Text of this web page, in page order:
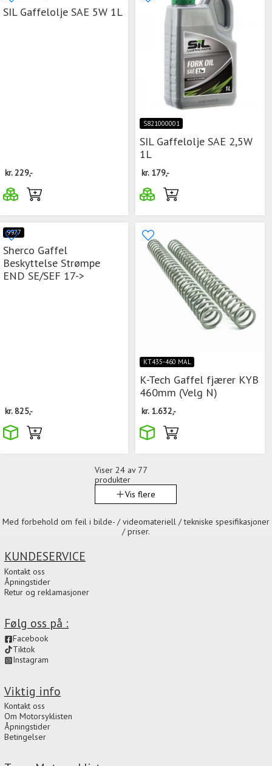
SIL Gaffelolje SAE 5W 1L
kr.229,-
S821000001
SIL Gaffelolje SAE 2,5W
1L
kr. 179,-
9977
Sherco Gaffel
Beskyttelse Strømpe
END SE/SEF 17->
kr.825,-
KT435-460 MAL
K-Tech Gaffel fjærer KYB
460mm (Velg N)
kr. 1.632,-
Viser24 av 77
produkter
Vis flere
Med forbehold om feil i bilde- / videomateriell / tekniske spesifikasjoner
/ priser.
Viktig info
Kontakt oss
Om Motorsyklisten
Åpningstider
Betingelser
Følg oss på :
Facebook
Tiktok
Instagram
KUNDESERVICE
Kontakt oss
Åpningstider
Retur og reklamasjoner